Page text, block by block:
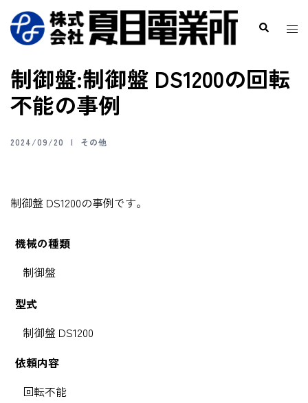
制御盤:制御盤 DS1200の回転
不能の事例
2024/09/20 その他
制御盤 DS1200の事例です。
機械の種類
制御盤
型式
制御盤 DS1200
依頼内容
回転不能